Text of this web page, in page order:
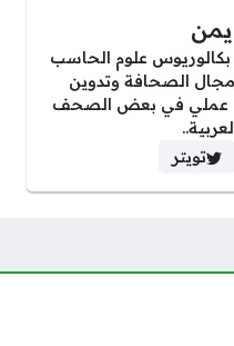
علوم الحاسب
الصحافة وتدوين
عام 2012 بجانب عملي في بعض الصحف
تويتر